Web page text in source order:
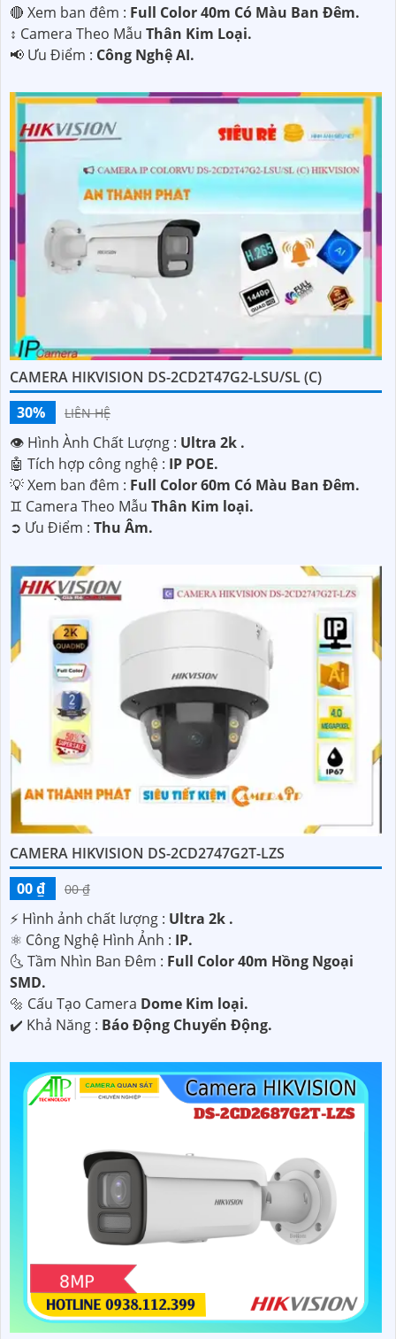
🔴 Xem ban đêm : Full Color 40m Có Màu Ban Đêm.
↕️ Camera Theo Mẫu Thân Kim Loại.
️📢 Ưu Điểm : Công Nghệ AI.
CAMERA HIKVISION DS-2CD2T47G2-LSU/SL (C)
30%
LIÊN HỆ
👁 Hình Ành Chất Lượng : Ultra 2k .
🤖️ Tích hợp công nghệ : IP POE.
💡 Xem ban đêm : Full Color 60m Có Màu Ban Ðêm.
♊ Camera Theo Mẫu Thân Kim loại.
️➲ Ưu Điểm : Thu Âm.
CAMERA HIKVISION DS-2CD2747G2T-LZS
00 ₫
00 ₫
️⚡ Hình ảnh chất lượng : Ultra 2k .
⚛️ Công Nghệ Hình Ảnh : IP.
🌜 Tầm Nhìn Ban Đêm : Full Color 40m Hồng Ngoại
SMD.
🔩 Cấu Tạo Camera Dome Kim loại.
️✔️ Khả Năng : Báo Động Chuyển Động.